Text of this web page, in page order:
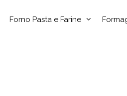
Forno Pasta e Farine